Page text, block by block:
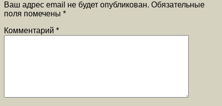
Ваш адрес email не будет опубликован. Обязательные
поля помечены *
Комментарий *